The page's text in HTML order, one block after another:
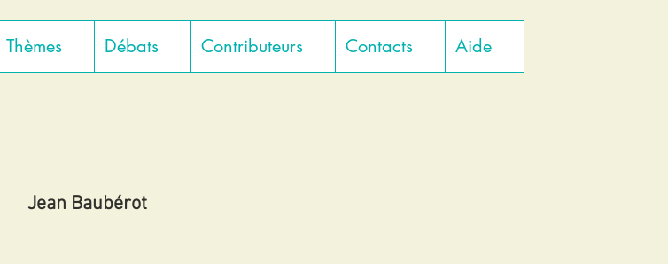
Thèmes Débats Contributeurs Contacts Aide
Jean Baubérot